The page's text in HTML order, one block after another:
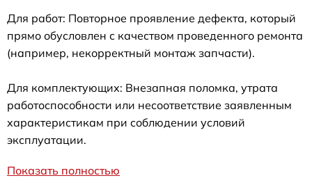
Для работ: Повторное проявление дефекта, который
прямо обусловлен с качеством проведенного ремонта
(например, некорректный монтаж запчасти).
Для комплектующих: Внезапная поломка, утрата
работоспособности или несоответствие заявленным
характеристикам при соблюдении условий
эксплуатации.
Показать полностью